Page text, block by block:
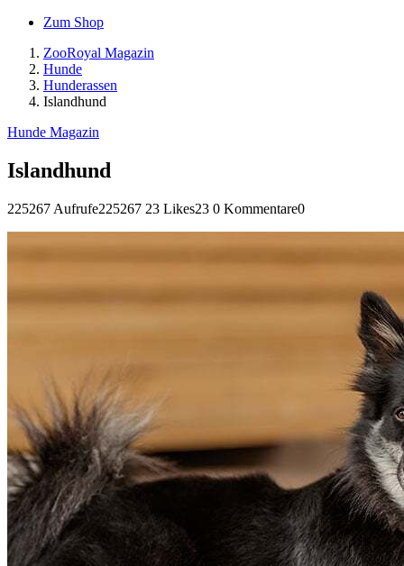
Zum Shop
ZooRoyal Magazin
Hunde
Hunderassen
Islandhund
Hunde Magazin
Islandhund
225267 Aufrufe225267 23 Likes23 0 Kommentare0